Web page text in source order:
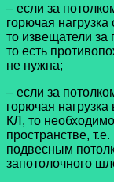
– если за
горючая
то извещатели за
то есть
не нужна;
– если за
горючая
КЛ, то
пространстве, т.е.
подвесным
запотолочного